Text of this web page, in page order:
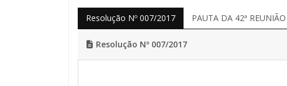
Resolução Nº 007/2017 PAUTA DA 42ª
Resolução Nº 007/2017